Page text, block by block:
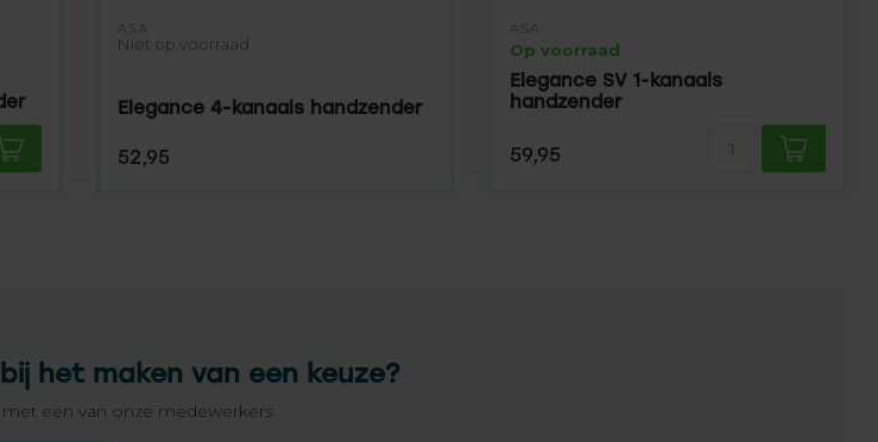
ASA
Niet op voorraad
Elegance 4-kanaals handzender
52,95
ASA
Op voorraad
Elegance SV 1-kanaals
handzender
59,95
het maken van een keuze?
een van onze medewerkers